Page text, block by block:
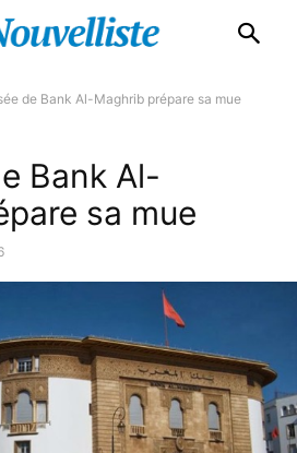
de Bank Al-Maghrib prépare sa mue
Bank Al-
sa mue